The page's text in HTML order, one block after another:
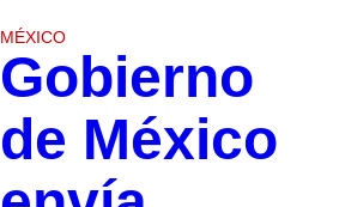
MÉXICO
Gobierno
de México